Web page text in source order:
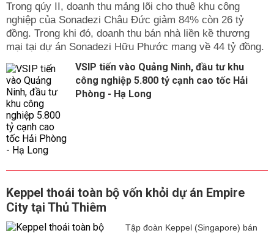
Trong qúy II, doanh thu mảng lõi cho thuê khu công
nghiệp của Sonadezi Châu Đức giảm 84% còn 26 tỷ
đồng. Trong khi đó, doanh thu bán nhà liền kề thương
mại tại dự án Sonadezi Hữu Phước mang về 44 tỷ đồng.
VSIP tiến vào Quảng Ninh, đầu tư khu
công nghiệp 5.800 tỷ cạnh cao tốc Hải
Phòng - Hạ Long
Keppel thoái toàn bộ vốn khỏi dự án Empire
City tại Thủ Thiêm
Tập đoàn Keppel (Singapore) bán